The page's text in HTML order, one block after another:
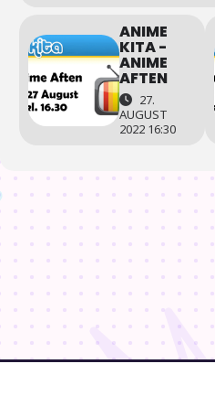
ANIME
KITA -
ANIME
AFTEN
27.
AUGUST
2022 16:30